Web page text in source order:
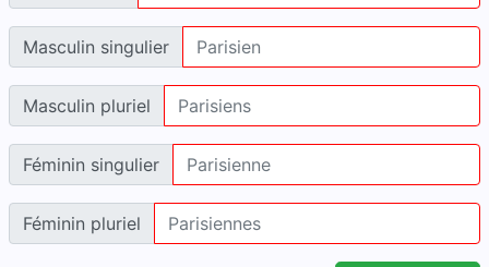
Masculin singulier
Masculin pluriel
Féminin singulier
Féminin pluriel